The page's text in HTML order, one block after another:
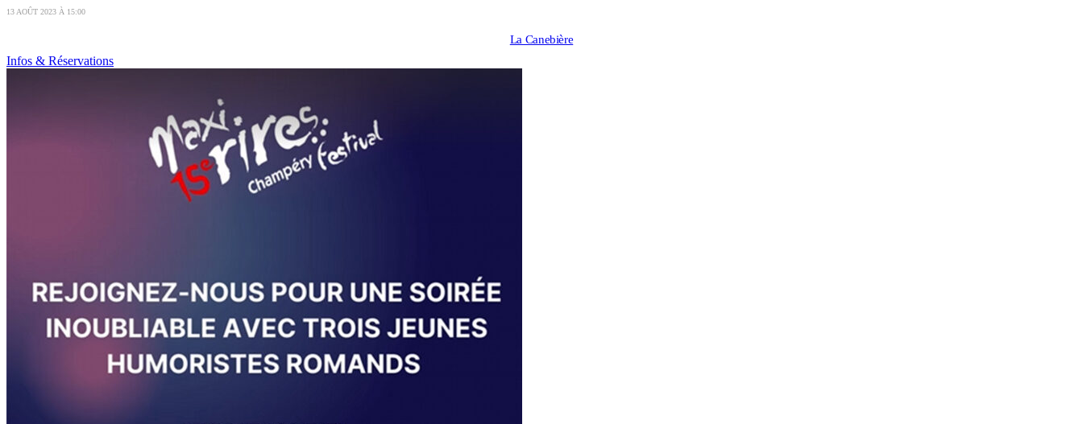
13 AOÛT 2023 À 15:00
La Canebière
Infos & Réservations